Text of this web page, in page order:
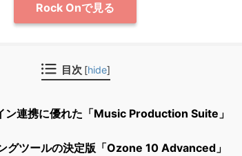
Rock Onで見る
目次 [hide]
ン連携に優れた「Music Production Suite」
グツールの決定版「Ozone 10 Advanced」